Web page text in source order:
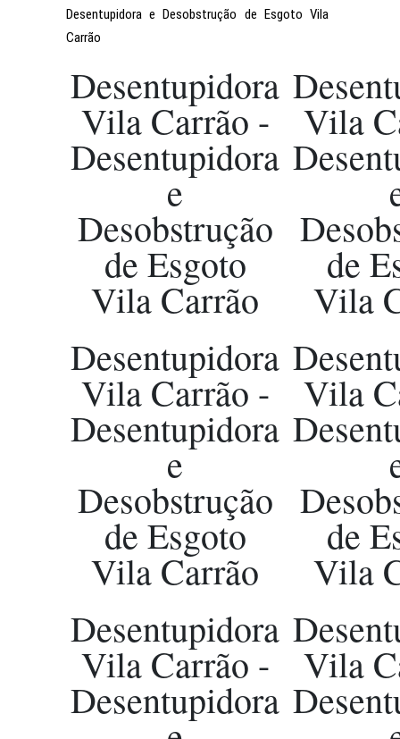
Desentupidora e Desobstrução de Esgoto Vila
Carrão
Desentupidora
Vila Carrão -
Desentupidora
e
Desobstrução
de Esgoto
Vila Carrão
Vila
de
Vila
Desentupidora
Vila Carrão -
Desentupidora
e
Desobstrução
de Esgoto
Vila Carrão
Vila
de
Vila
Desentupidora
Vila Carrão -
Desentupidora
Vila